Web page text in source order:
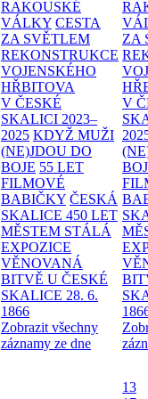
RAKOUSKÉ
VÁLKY CESTA
ZA SVĚTLEM
REKONSTRUKCE
VOJENSKÉHO
HŘBITOVA
V ČESKÉ
SKALICI 2023–
2025 KDYŽ MUŽI
(NE)JDOU DO
BOJE 55 LET
FILMOVÉ
BABIČKY ČESKÁ
SKALICE 450 LET
MĚSTEM STÁLÁ
EXPOZICE
VĚNOVANÁ
BITVĚ U ČESKÉ
SKALICE 28. 6.
1866
Zobrazit všechny
záznamy ze dne
ZA
V
13